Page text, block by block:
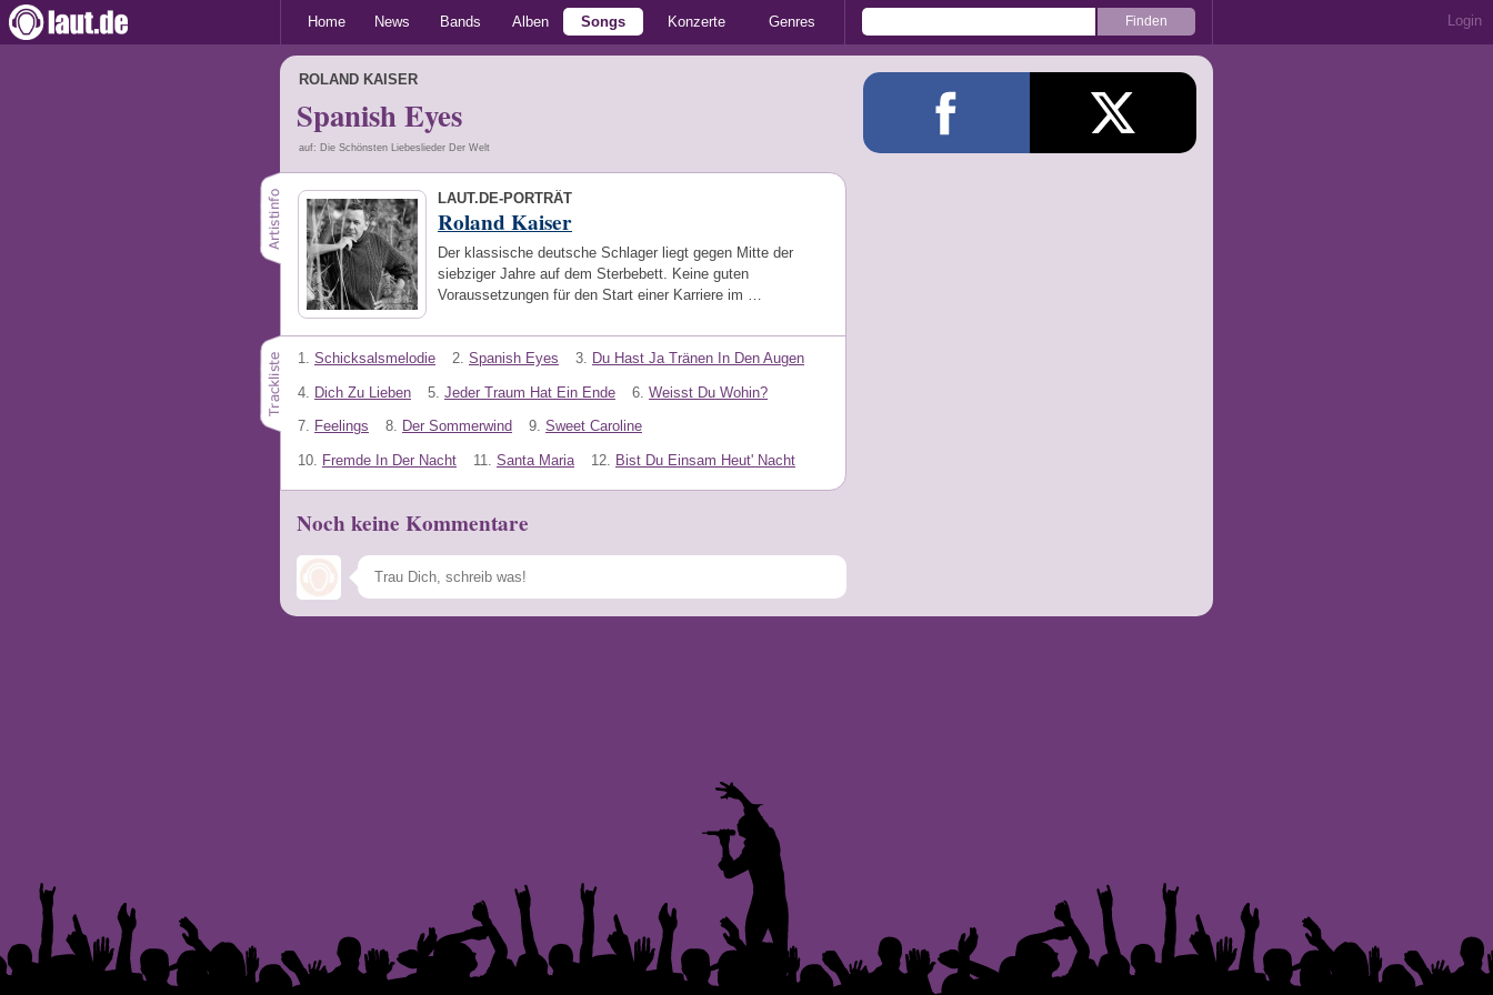
Home News Bands Alben Songs Konzerte Genres Login
ROLAND KAISER
Spanish Eyes
auf: Die Schönsten Liebeslieder Der Welt
LAUT.DE-PORTRÄT
Roland Kaiser
Der klassische deutsche Schlager liegt gegen Mitte der
siebziger Jahre auf dem Sterbebett. Keine guten
Voraussetzungen für den Start einer Karriere im …
1. Schicksalsmelodie 2. Spanish Eyes 3. Du Hast Ja Tränen In Den Augen
4. Dich Zu Lieben 5. Jeder Traum Hat Ein Ende 6. Weisst Du Wohin?
7. Feelings 8. Der Sommerwind 9. Sweet Caroline
10. Fremde In Der Nacht 11. Santa Maria 12. Bist Du Einsam Heut' Nacht
Noch keine Kommentare
Speichern